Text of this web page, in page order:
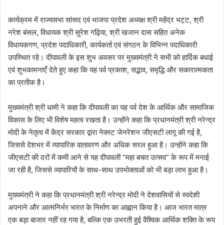
कार्यक्रम में राज्यसभा सांसद एवं भाजपा प्रदेश अध्यक्ष श्री महेंद्र भट्ट, श्री
नरेश बंसल, विधायक श्री सुरेश गढ़िया, श्री खजान दास सहित अनेक
विधायकगण, प्रदेश पदाधिकारी, कार्यकर्ता एवं संगठन के विभिन्न पदाधिकारी
उपस्थित रहे। दीपावली के इस शुभ अवसर पर मुख्यमंत्री ने सभी को हार्दिक बधाई
एवं शुभकामनाएँ देते हुए कहा कि यह पर्व प्रकाश, सद्भाव, समृद्धि और सकारात्मकता
का प्रतीक है।
मुख्यमंत्री श्री धामी ने कहा कि दीपावली का यह पर्व देश के आर्थिक और सामाजिक
विकास के लिए भी विशेष महत्व रखता है। उन्होंने कहा कि प्रधानमंत्री श्री नरेन्द्र
मोदी के नेतृत्व में केंद्र सरकार द्वारा नेक्स्ट जेनरेशन जीएसटी लागू की गई है,
जिससे देशभर में व्यापारिक वातावरण और अधिक सरल हुआ है। उन्होंने कहा कि
जीएसटी की दरों में कमी आने से यह दीपावली “महा बचत उत्सव” के रूप में मनाई
जा रही है, जिससे व्यापारियों के साथ-साथ उपभोक्ताओं को भी बड़ा लाभ हुआ है।
मुख्यमंत्री ने कहा कि प्रधानमंत्री श्री नरेन्द्र मोदी ने देशवासियों से स्वदेशी
अपनाने और आत्मनिर्भर भारत के निर्माण का आह्वान किया है। आज भारत मात्र
एक बड़ा बाजार नहीं रह गया है, बल्कि एक उभरती हुई वैश्विक आर्थिक शक्ति के रूप